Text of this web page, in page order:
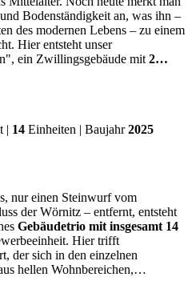
Bodenständigkeit an, was ihn –
des modernen Lebens – zu einem
Hier entsteht unser
ein Zwillingsgebäude mit 2…
| 14 Einheiten | Baujahr2025
nur einen Steinwurf vom
der Wörnitz – entfernt, entsteht
Gebäudetrio mit insgesamt 14
Hier trifft
der sich in den einzelnen
hellen Wohnbereichen,…